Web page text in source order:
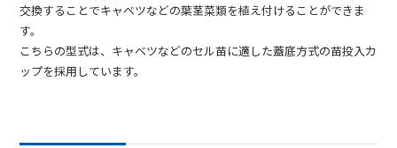
交換することでキャベツなどの葉茎菜類を植え付けることができま
す。
こちらの型式は、キャベツなどのセル苗に適した蓋底方式の苗投入カ
ップを採用しています。